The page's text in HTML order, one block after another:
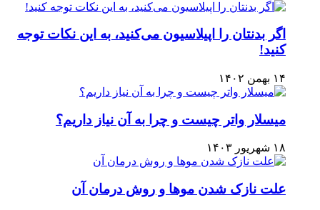
اگر بدنتان را اپیلاسیون می‌کنید، به این نکات توجه
کنید!
۱۴ بهمن ۱۴۰۲
میسلار واتر چیست و چرا به آن نیاز داریم؟
۱۸ شهریور ۱۴۰۳
علت نازک شدن موها و روش درمان آن